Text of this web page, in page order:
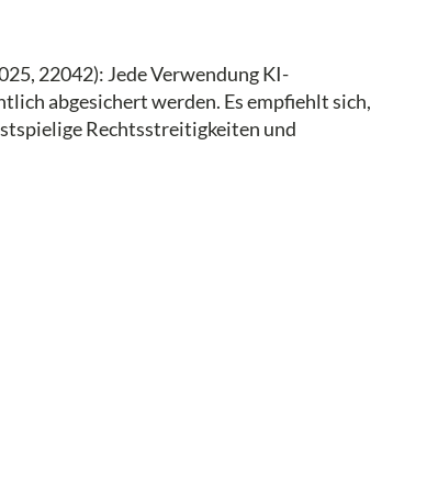
22042): Jede Verwendung KI-
abgesichert werden. Es empfiehlt sich,
Rechtsstreitigkeiten und